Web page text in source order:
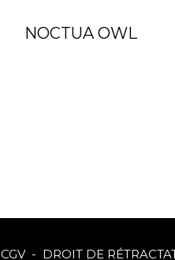
NOCTUA OWL
CGV- DROIT DE